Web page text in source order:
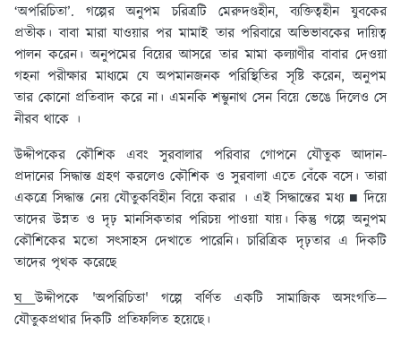
‘অপরিচিতা’. গল্পের অনুপম চরিত্রটি মেরুদণ্ডহীন, ব্যক্তিত্বহীন যুবকের
প্রতীক। বাবা মারা যাওয়ার পর মামাই তার পরিবারে অভিভাবকের দায়িত্ব
পালন করেন। অনুপমের বিয়ের আসরে তার মামা কল্যাণীর বাবার দেওয়া
গহনা পরীক্ষার মাধ্যমে যে অপমানজনক পরিস্থিতির সৃষ্টি করেন, অনুপম
তার কোনো প্রতিবাদ করে না। এমনকি শম্ভুনাথ সেন বিয়ে ভেঙে দিলেও সে
নীরব থাকে ।
উদ্দীপকের কৌশিক এবং সুরবালার পরিবার গোপনে যৌতুক আদান-
প্রদানের সিদ্ধান্ত গ্রহণ করলেও কৌশিক ও সুরবালা এতে বেঁকে বসে। তারা
একত্রে সিদ্ধান্ত নেয় যৌতুকবিহীন বিয়ে করার । এই সিদ্ধান্তের মধ্য ■ দিয়ে
তাদের উন্নত ও দৃঢ় মানসিকতার পরিচয় পাওয়া যায়। কিন্তু গল্পে অনুপম
কৌশিকের মতো সৎসাহস দেখাতে পারেনি। চারিত্রিক দৃঢ়তার এ দিকটি
তাদের পৃথক করেছে
ঘউদ্দীপকে 'অপরিচিতা' গল্পে বর্ণিত একটি সামাজিক অসংগতি—
যৌতুকপ্রথার দিকটি প্রতিফলিত হয়েছে।